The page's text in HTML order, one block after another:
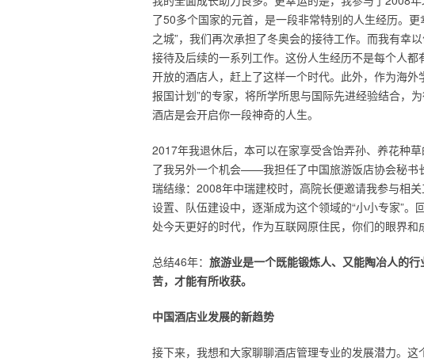
了50多个国家的元首，是一段非常特别的人生经历。
之城”，我们再次承担了冬奥会的接待工作。而我有幸
接待及后续的一系列工作。这份人生经历不是每个人
开放的酒店人，赶上了这样一个时代。此外，作为海
报国计划”的专家，将所学所思与国际先进经验结合，
酒店是会开启你一段神奇的人生。
2017年我退休后，本可以在家享受含饴弄孙、养花种
了我另外一个机会——我担任了中国旅游饭店协会秘书
瑞结缘：2008年中瑞建校时，高院长便邀请我参与相
设置、队伍建设中，逐渐成为这个领域的“小小专家”
处今天更好的时代，作为互联网原住民，你们的眼界和
总结46年： 旅游业是一个既能锻炼人、又能陶冶人的
苦，才能有所收获。
中国酒店业发展的新趋势
接下来，我想和大家聊聊酒店管理专业的发展潜力。